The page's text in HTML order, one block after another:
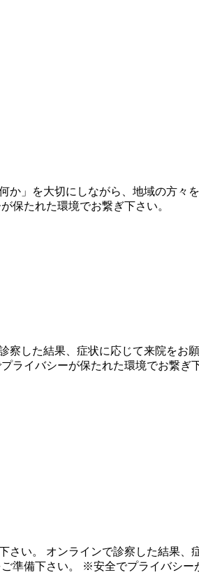
か」を大切にしながら、地域の方
保たれた環境でお繋ぎ下さい。
した結果、症状に応じて来院をお
イバシーが保たれた環境でお繋ぎ
い。 オンラインで診察した結果
準備下さい。 ※安全でプライバシー